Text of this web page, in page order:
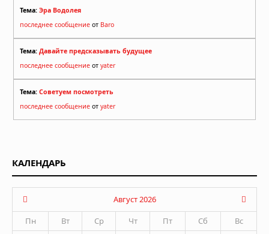
Тема: Эра Водолея
последнее сообщение от Baro
Тема: Давайте предсказывать будущее
последнее сообщение от yater
Тема: Советуем посмотреть
последнее сообщение от yater
КАЛЕНДАРЬ
Август 2026
Пн
Вт Ср Чт Пт Сб Вс